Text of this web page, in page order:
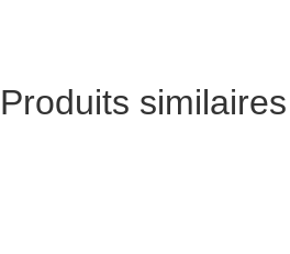
Produits similaires